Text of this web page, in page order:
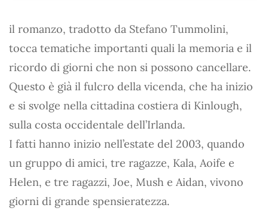
il romanzo, tradotto da Stefano Tummolini,
tocca tematiche importanti quali la memoria e il
ricordo di giorni che non si possono cancellare.
Questo è già il fulcro della vicenda, che ha inizio
e si svolge nella cittadina costiera di Kinlough,
sulla costa occidentale dell’Irlanda.
I fatti hanno inizio nell’estate del 2003, quando
un gruppo di amici, tre ragazze, Kala, Aoife e
Helen, e tre ragazzi, Joe, Mush e Aidan, vivono
giorni di grande spensieratezza.